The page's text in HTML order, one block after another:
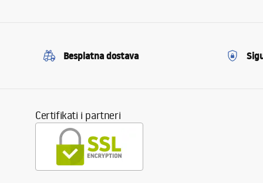
Besplatna dostava
Certifikati i partneri